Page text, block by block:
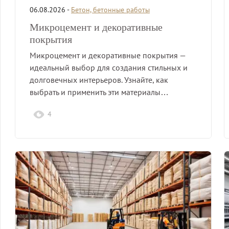
06.08.2026 - Бетон, бетонные работы
Микроцемент и декоративные
покрытия
Микроцемент и декоративные покрытия —
идеальный выбор для создания стильных и
долговечных интерьеров. Узнайте, как
выбрать и применить эти материалы…
4